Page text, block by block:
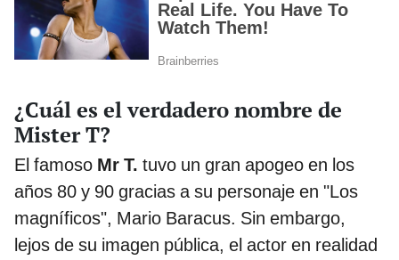
¿Cuál es el verdadero nombre de
Mister T?
El famoso Mr T. tuvo un gran apogeo en los
años 80 y 90 gracias a su personaje en "Los
magníficos", Mario Baracus. Sin embargo,
lejos de su imagen pública, el actor en realidad